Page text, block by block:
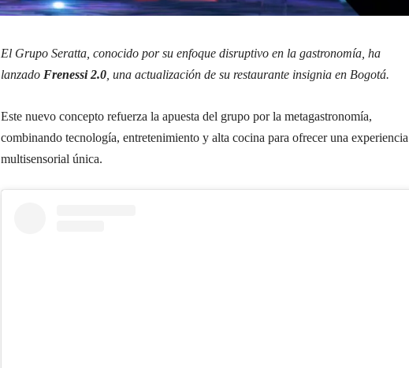
El Grupo Seratta, conocido por su enfoque disruptivo en la gastronomía, ha
lanzado Frenessi 2.0 , una actualización de su restaurante insignia en Bogotá.
Este nuevo concepto refuerza la apuesta del grupo por la metagastronomía,
combinando tecnología, entretenimiento y alta cocina para ofrecer una experiencia
multisensorial única.